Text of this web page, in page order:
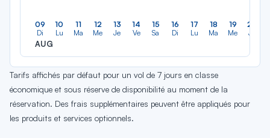
09
Di
AUG
10
Lu
11
Ma
12
Me
13
Je
14
Ve
15
Sa
16
Di
17
Lu
18
Ma
19
Me
20
Je
Tarifs affichés par défaut pour un vol de 7 jours en classe
économique et sous réserve de disponibilité au moment de la
réservation. Des frais supplémentaires peuvent être appliqués pour
les produits et services optionnels.